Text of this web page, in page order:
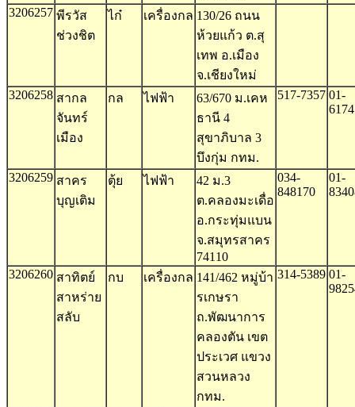
3206257 พีรวัส
ช่วงชิต
ไก๋ เครื่องกล 130/26 ถนน
ห้วยแก้ว ต.สุ
เทพ อ.เมือง
จ.เชียงใหม่
3206258 สากล
จันทร์
เมือง
กล ไฟฟ้า
63/670 ม.เคห
ธานี 4
สุขาภิบาล 3
บึงกุ่ม กทม.
517-7357 01-
3206259 สาคร
บุญเติม
ตุ้ย ไฟฟ้า
42 ม.3
ต.คลองมะเดื่อ
อ.กระทุ่มแบน
จ.สมุทรสาคร
74110
034-
848170
01-
3206260 สาทิตย์
สาหร่าย
สลับ
กบ เครื่องกล 141/462 หมู่บ้า
รเกษรา
ถ.พัฒนาการ
คลองตัน เขต
ประเวศ แขวง
สวนหลวง
กทม.
314-5389 01-